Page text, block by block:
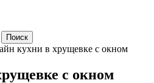
Поиск
кухни в хрущевке с окном
с окном